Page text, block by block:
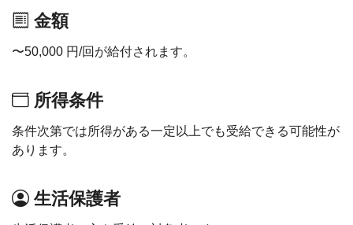
金額
〜50,000 円/回が給付されます。
所得条件
条件次第では所得がある一定以上でも受給できる可能性が
あります。
生活保護者